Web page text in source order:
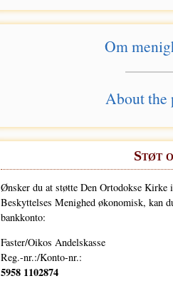
Om
About the
Støt
Ønsker du at støt­te Den Orto­dok­se
Beskyt­tel­ses Menig­hed øko­no­misk, kan
bankkonto:
Faster/Oikos Andelskas­se
Reg.-nr.:/Konto-nr.:
5958 1102874